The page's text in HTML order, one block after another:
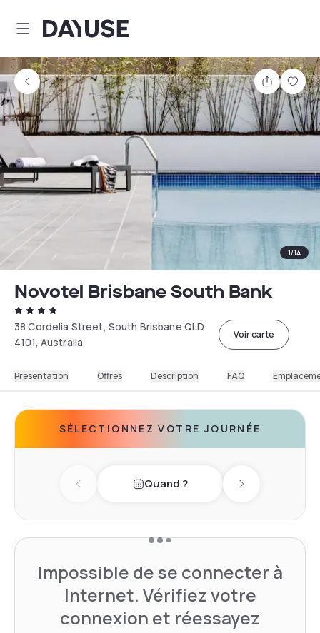
Dayuse
Partager
1/14
Novotel Brisbane South Bank
38 Cordelia Street, South Brisbane QLD
4101, Australia
Voir carte
Présentation Offres Description FAQ
SÉLECTIONNEZ VOTRE JOURNÉE
Previous dayQuand ? Next day
Impossible de se connecter à
Internet. Vérifiez votre
connexion et réessayez